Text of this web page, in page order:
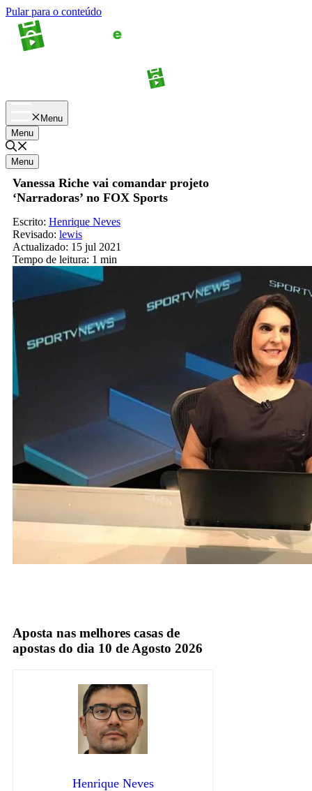
Pular para o conteúdo
Menu
Menu
Menu
Vanessa Riche vai comandar projeto
‘Narradoras’ no FOX Sports
Escrito: Henrique Neves
Revisado: lewis
Actualizado: 15 jul 2021
Tempo de leitura: 1 min
Aposta nas melhores casas de
apostas do dia 10 de Agosto 2026
Henrique Neves